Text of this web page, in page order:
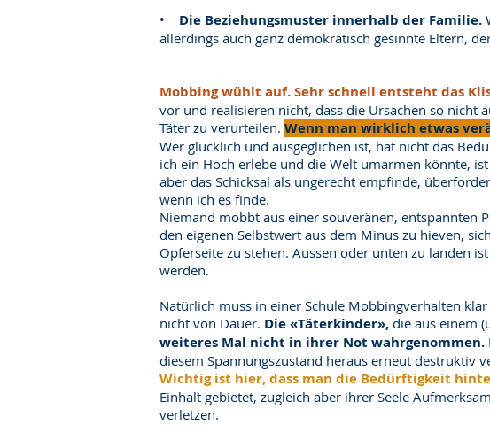
• Die Beziehungsmuster innerhalb der Familie.
allerdings auch ganz demokratisch gesinnte Eltern,
Mobbing wühlt auf. Sehr schnell entsteht das
vor und realisieren nicht, dass die Ursachen so nicht
Täter zu verurteilen. Wenn man wirklich etwas
Wer glücklich und ausgeglichen ist, hat nicht das
ich ein Hoch erlebe und die Welt umarmen könnte,
aber das Schicksal als ungerecht empfinde,
wenn ich es finde.
Niemand mobbt aus einer souveränen, entspannten
den eigenen Selbstwert aus dem Minus zu hieven,
Opferseite zu stehen. Aussen oder unten zu landen
werden.
Natürlich muss in einer Schule Mobbingverhalten
nicht von Dauer. Die «Täterkinder», die aus einem
weiteres Mal nicht in ihrer Not wahrgenommen.
diesem Spannungszustand heraus erneut destruktiv
Wichtig ist hier, dass man die Bedürftigkeit
Einhalt gebietet, zugleich aber ihrer Seele
verletzen.